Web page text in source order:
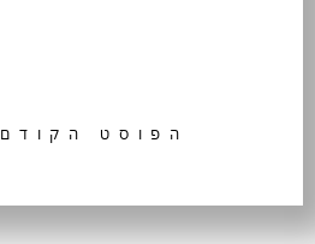
הפוסט הקודם